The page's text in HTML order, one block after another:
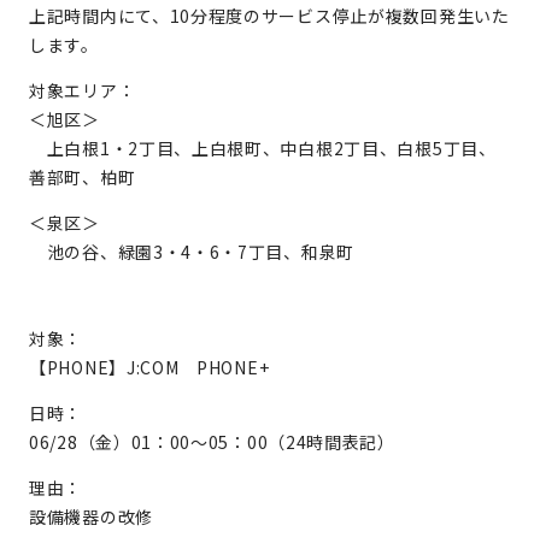
上記時間内にて、10分程度のサービス停止が複数回発生いた
します。
対象エリア：
＜旭区＞
上白根1・2丁目、上白根町、中白根2丁目、白根5丁目、
善部町、柏町
＜泉区＞
池の谷、緑園3・4・6・7丁目、和泉町
対象：
【PHONE】J:COM PHONE+
日時：
06/28（金）01：00～05：00（24時間表記）
理由：
設備機器の改修